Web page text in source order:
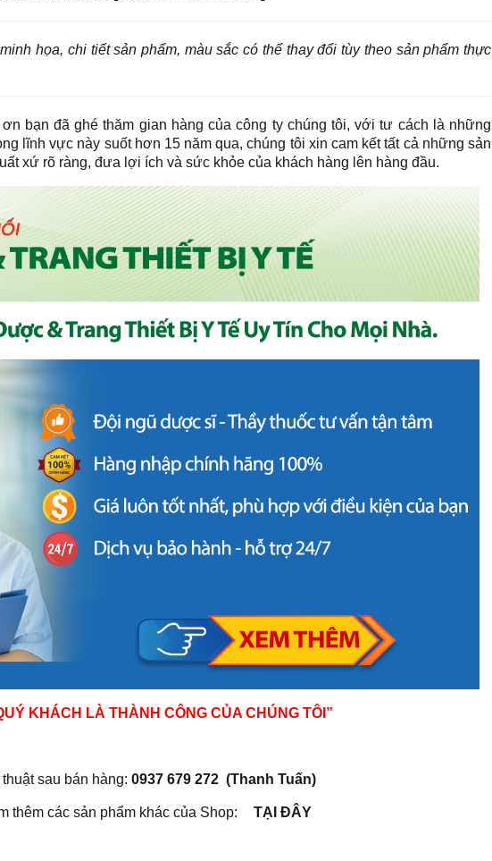
họa, chi tiết sản phẩm, màu sắc có thể thay đổi tùy theo sản phẩm thực
ơn bạn đã ghé thăm gian hàng của công ty chúng tôi, với tư cách là những
lĩnh vực này suốt hơn 15 năm qua, chúng tôi xin cam kết tất cả những sản
xứ rõ ràng, đưa lợi ích và sức khỏe của khách hàng lên hàng đầu.
KHÁCH LÀ THÀNH CÔNG CỦA CHÚNG TÔI”
sau bán hàng: 0937 679 272 (Thanh Tuấn)
thêm các sản phẩm khác của Shop: TẠI ĐÂY